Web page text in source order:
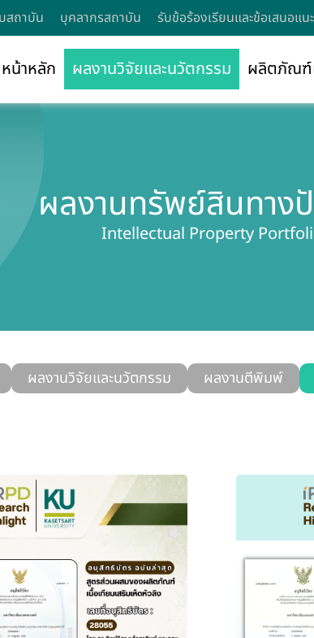
สถาบัน บุคลากรสถาบัน รับข้อร้องเรียนและข้อเสนอแนะ
หน้าหลัก ผลงานวิจัยและนวัตกรรม ผลิตภัณฑ์
ผลงานทรัพย์สินทา
Intellectual Property
ผลงานวิจัยและนวัตกรรม ผลงานตีพิมพ์